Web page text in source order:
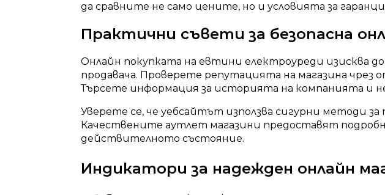
да сравните не само цените, но и условията за
Практични съвети за безопасна
Онлайн покупката на евтини електроуреди изисква
продавача. Проверете репутацията на магазина
Търсете информация за историята на компанията и
Уверете се, че уебсайтът използва сигурни методи
Качествените аутлет магазини предоставят
действителното състояние.
Индикатори за надежден онлайн